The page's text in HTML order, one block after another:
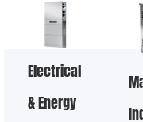
Electricidad